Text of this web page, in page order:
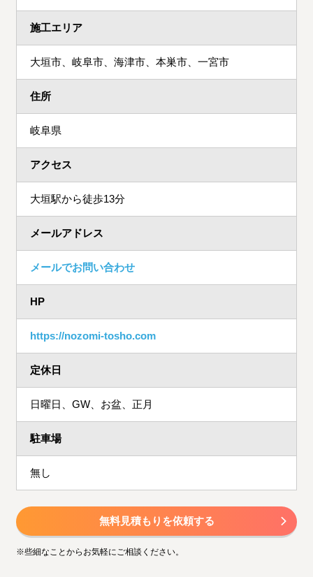
施工エリア
大垣市、岐阜市、海津市、本巣市、一宮市
住所
岐阜県
アクセス
大垣駅から徒歩13分
メールアドレス
メールでお問い合わせ
HP
https://nozomi-tosho.com
定休日
日曜日、GW、お盆、正月
駐車場
無し
無料見積もりを依頼する
※些細なことからお気軽にご相談ください。